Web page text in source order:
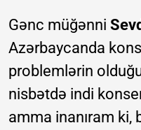
Gənc müğənni
Azərbaycanda
problemlərin
nisbətdə indi
amma inanıram ki,